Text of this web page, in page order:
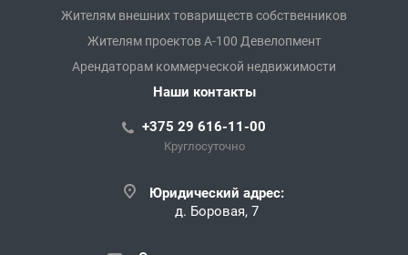
Жителям внешних товариществ собственников
Жителям проектов А-100 Девелопмент
Арендаторам коммерческой недвижимости
Наши контакты
+375 29 616-11-00
Круглосуточно
Юридический адрес:
д. Боровая, 7